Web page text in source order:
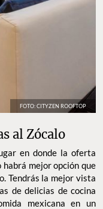
FOTO: CITYZEN ROOFTOP
al Zócalo
en donde la oferta
mejor opción que
Tendrás la mejor vista
de delicias de cocina
mexicana en un